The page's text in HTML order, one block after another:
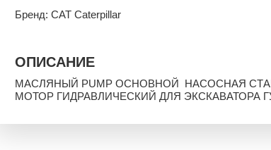
Бренд: CAT Caterpillar
ОПИСАНИЕ
МАСЛЯНЫЙ PUMP ОСНОВНОЙ НАСОСНАЯ
МОТОР ГИДРАВЛИЧЕСКИЙ ДЛЯ ЭКСКАВАТОРА